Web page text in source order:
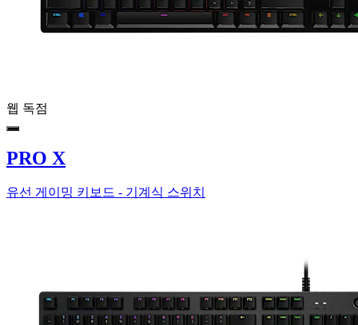
웹 독점
PRO X
유선 게이밍 키보드 - 기계식 스위치